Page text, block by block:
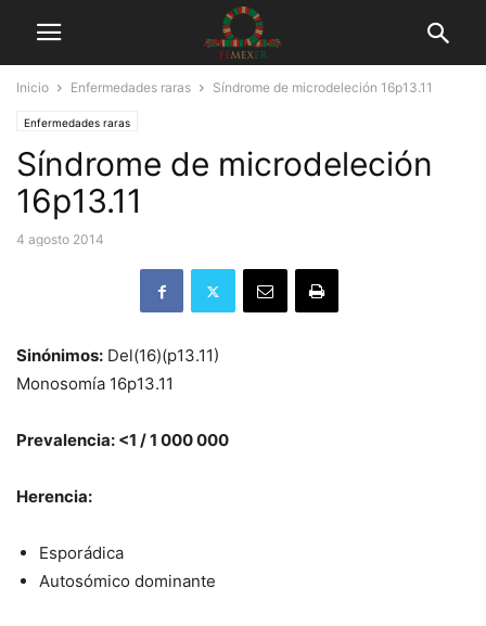
Inicio Enfermedades raras Síndrome de microdeleción 16p13.11
Enfermedades raras
Síndrome de microdeleción
16p13.11
4 agosto 2014
Sinónimos: Del(16)(p13.11)
Monosomía 16p13.11
Prevalencia: <1 / 1 000 000
Herencia:
Esporádica
Autosómico dominante